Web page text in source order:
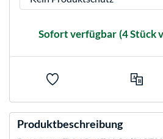
Sofort verfügbar (4 Stück
Produktbeschreibung